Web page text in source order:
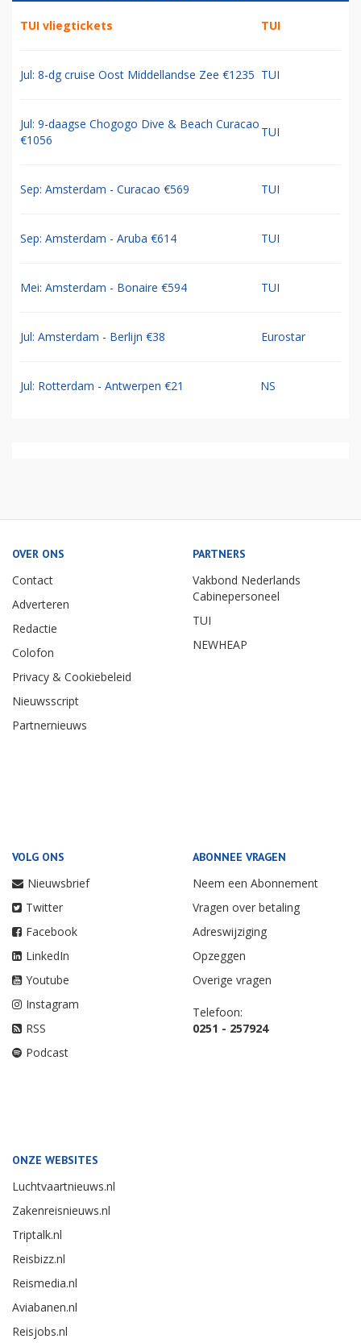
TUI vliegtickets TUI
Jul: 8-dg cruise Oost Middellandse Zee €1235 TUI
Jul: 9-daagse Chogogo Dive & Beach Curacao
€1056
TUI
Sep: Amsterdam - Curacao €569 TUI
Sep: Amsterdam - Aruba €614 TUI
Mei: Amsterdam - Bonaire €594 TUI
Jul: Amsterdam - Berlijn €38 Eurostar
Jul: Rotterdam - Antwerpen €21 NS
OVER ONS
Contact
Adverteren
Redactie
Colofon
Privacy & Cookiebeleid
Nieuwsscript
Partnernieuws
PARTNERS
Vakbond Nederlands
Cabinepersoneel
TUI
NEWHEAP
VOLG ONS
Nieuwsbrief
Twitter
Facebook
LinkedIn
Youtube
Instagram
RSS
Podcast
ABONNEE VRAGEN
Neem een Abonnement
Vragen over betaling
Adreswijziging
Opzeggen
Overige vragen
Telefoon:
0251 - 257924
ONZE WEBSITES
Luchtvaartnieuws.nl
Zakenreisnieuws.nl
Triptalk.nl
Reisbizz.nl
Reismedia.nl
Aviabanen.nl
Reisjobs.nl